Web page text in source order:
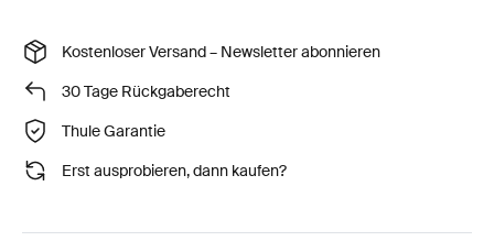
Kostenloser Versand – Newsletter abonnieren
30 Tage Rückgaberecht
Thule Garantie
Erst ausprobieren, dann kaufen?